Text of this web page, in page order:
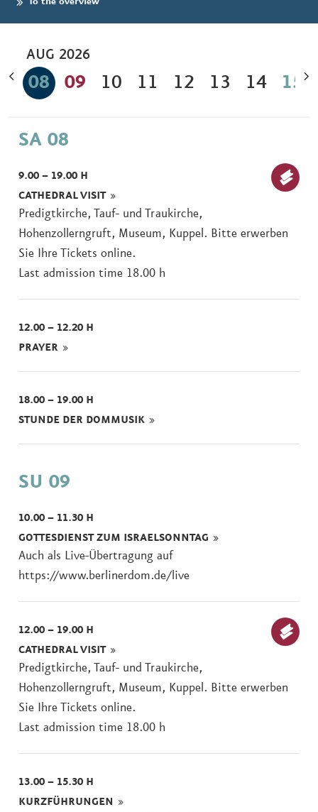
Since 1 March 2026
AUG 2026
08 09 10 11 12 13 14 15
SA 08
9.00 – 19.00 H
CATHEDRAL VISIT
Predigtkirche, Tauf- und Traukirche,
Hohenzollerngruft, Museum, Kuppel. Bitte erwerben
Sie Ihre Tickets online.
Last admission time 18.00 h
12.00 – 12.20 H
PRAYER
18.00 – 19.00 H
STUNDE DER DOMMUSIK
SU 09
10.00 – 11.30 H
GOTTESDIENST ZUM ISRAELSONNTAG
Auch als Live-Übertragung auf
https://www.berlinerdom.de/live
12.00 – 19.00 H
CATHEDRAL VISIT
Predigtkirche, Tauf- und Traukirche,
Hohenzollerngruft, Museum, Kuppel. Bitte erwerben
Sie Ihre Tickets online.
Last admission time 18.00 h
13.00 – 15.30 H
KURZFÜHRUNGEN